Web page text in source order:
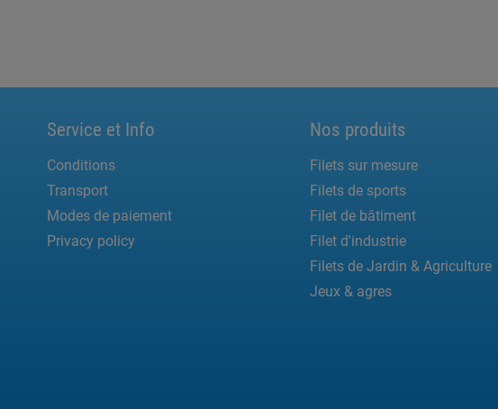
Service et Info
Conditions
Transport
Modes de paiement
Privacy policy
Nos produits
Filets sur mesure
Filets de sports
Filet de bâtiment
Filet d'industrie
Filets de Jardin & Agriculture
Jeux & agres